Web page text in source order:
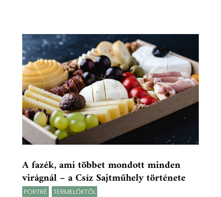
A fazék, ami többet mondott minden
virágnál – a Csíz Sajtműhely története
PORTRÉ TERMELŐKTŐL